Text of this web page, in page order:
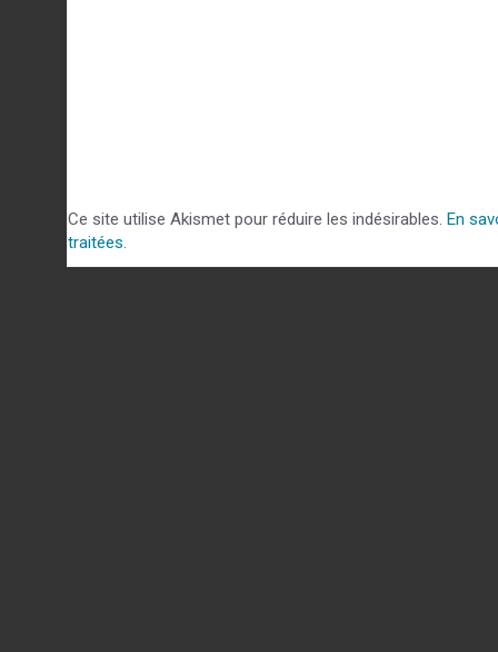
Ce site utilise Akismet pour réduire les indésirables. En
traitées.